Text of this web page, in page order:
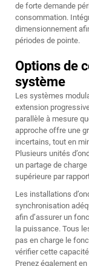
de forte demande
consommation.
dimensionnement
périodes de pointe.
Options de
système
Les systèmes
extension
parallèle à mesure
approche offre une
incertains, tout en
Plusieurs unités
un partage de
supérieure par
Les installations
synchronisation
afin d’assurer un
la puissance. Tous
pas en charge le
vérifier cette
Prenez également